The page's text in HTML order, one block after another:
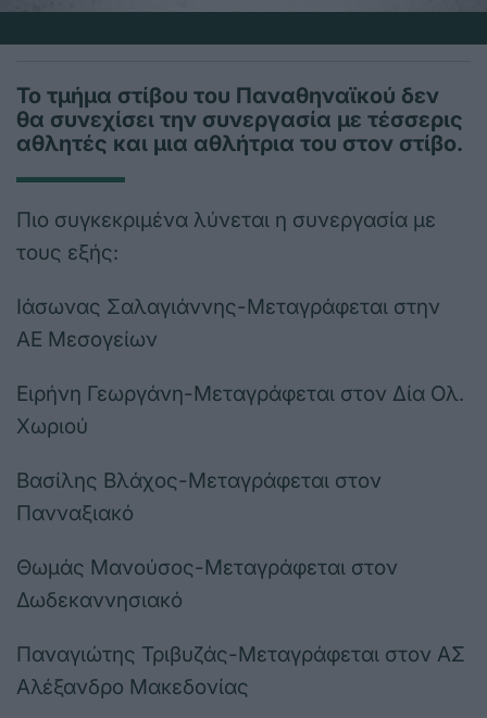
Το τμήμα στίβου του Παναθηναϊκού δεν
θα συνεχίσει την συνεργασία με τέσσερις
αθλητές και μια αθλήτρια του στον στίβο.
Πιο συγκεκριμένα λύνεται η συνεργασία με
τους εξής:
Ιάσωνας Σαλαγιάννης-Μεταγράφεται στην
ΑΕ Μεσογείων
Ειρήνη Γεωργάνη-Μεταγράφεται στον Δία Ολ.
Χωριού
Βασίλης Βλάχος-Μεταγράφεται στον
Πανναξιακό
Θωμάς Μανούσος-Μεταγράφεται στον
Δωδεκαννησιακό
Παναγιώτης Τριβυζάς-Μεταγράφεται στον ΑΣ
Αλέξανδρο Μακεδονίας